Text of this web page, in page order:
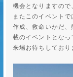
機会となりますので
またこのイベント
作成、救命いかだ
載のイベントとなっ
来場お待ちしており